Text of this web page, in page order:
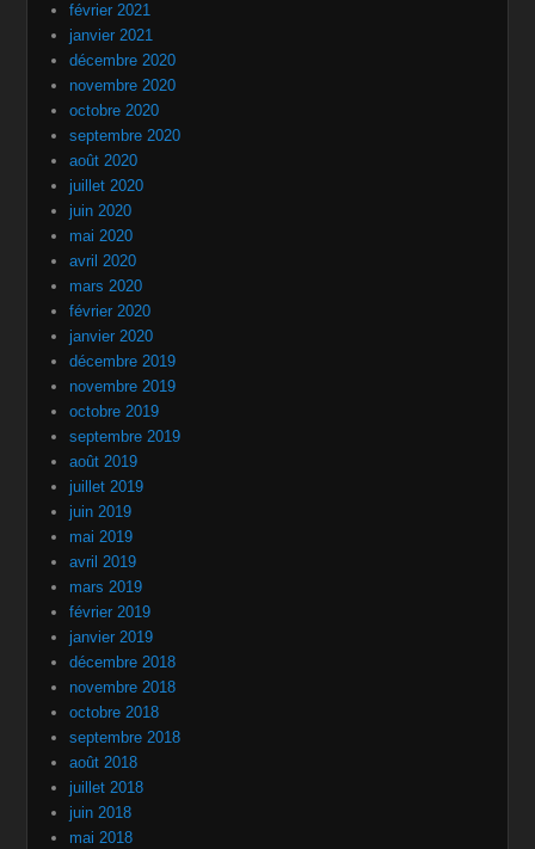
février 2021
janvier 2021
décembre 2020
novembre 2020
octobre 2020
septembre 2020
août 2020
juillet 2020
juin 2020
mai 2020
avril 2020
mars 2020
février 2020
janvier 2020
décembre 2019
novembre 2019
octobre 2019
septembre 2019
août 2019
juillet 2019
juin 2019
mai 2019
avril 2019
mars 2019
février 2019
janvier 2019
décembre 2018
novembre 2018
octobre 2018
septembre 2018
août 2018
juillet 2018
juin 2018
mai 2018